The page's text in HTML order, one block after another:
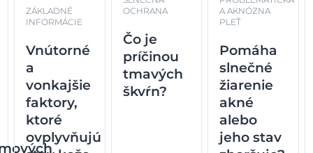
ZÁKLADNÉ
INFORMÁCIE
Vnútorné
a
vonkajšie
faktory,
ktoré
ovplyvňujú
OCHRANA
Čo je
príčinou
tmavých
škvŕn?
A AKNÓZNA
PLEŤ
Pomáha
slnečné
žiarenie
akné
alebo
jeho stav